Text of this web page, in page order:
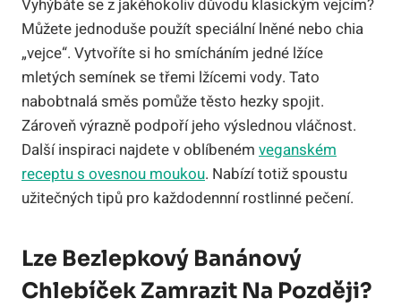
Vyhýbáte se z jakéhokoliv důvodu klasickým vejcím?
Můžete jednoduše použít speciální lněné nebo chia
„vejce“. Vytvoříte si ho smícháním jedné lžíce
mletých semínek se třemi lžícemi vody. Tato
nabobtnalá směs pomůže těsto hezky spojit.
Zároveň výrazně podpoří jeho výslednou vláčnost.
Další inspiraci najdete v oblíbeném veganském
receptu s ovesnou moukou. Nabízí totiž spoustu
užitečných tipů pro každodennní rostlinné pečení.
Lze Bezlepkový Banánový
Chlebíček Zamrazit Na Později?